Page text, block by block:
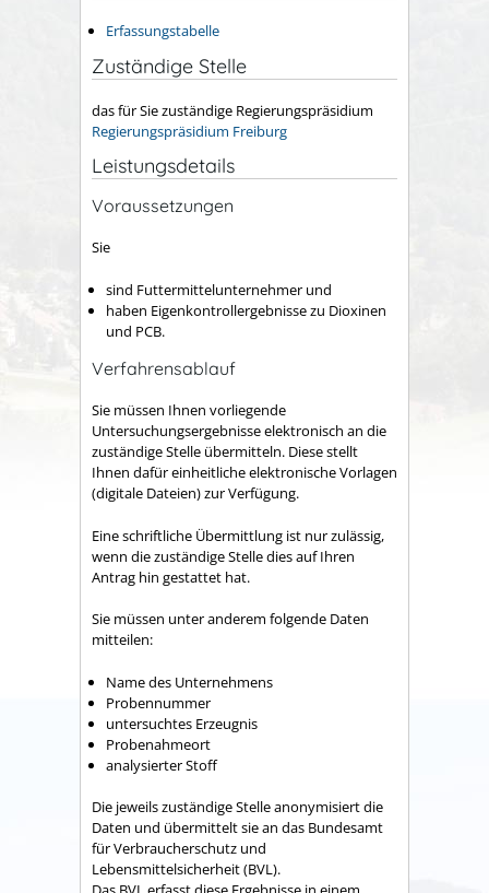
Erfassungstabelle
Zuständige Stelle
das für Sie zuständige Regierungspräsidium
Regierungspräsidium Freiburg
Leistungsdetails
Voraussetzungen
Sie
sind Futtermittelunternehmer und
haben Eigenkontrollergebnisse zu Dioxinen
und PCB.
Verfahrensablauf
Sie müssen Ihnen vorliegende
Untersuchungsergebnisse elektronisch an die
zuständige Stelle übermitteln. Diese stellt
Ihnen dafür einheitliche elektronische Vorlagen
(digitale Dateien) zur Verfügung.
Eine schriftliche Übermittlung ist nur zulässig,
wenn die zuständige Stelle dies auf Ihren
Antrag hin gestattet hat.
Sie müssen unter anderem folgende Daten
mitteilen:
Name des Unternehmens
Probennummer
untersuchtes Erzeugnis
Probenahmeort
analysierter Stoff
Die jeweils zuständige Stelle anonymisiert die
Daten und übermittelt sie an das Bundesamt
für Verbraucherschutz und
Lebensmittelsicherheit (BVL).